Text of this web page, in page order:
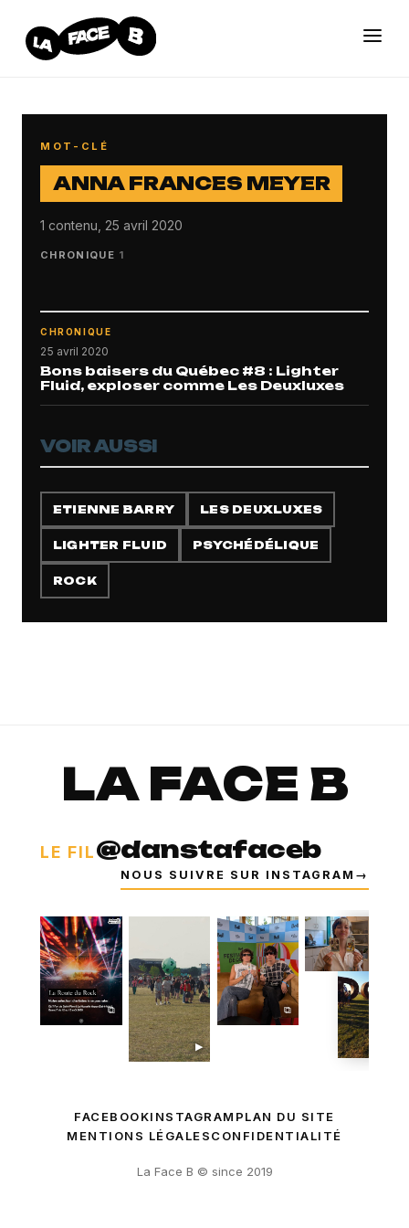
MOT-CLÉ
ANNA FRANCES MEYER
1 contenu, 25 avril 2020
CHRONIQUE 1
25 avril 2020
CHRONIQUE
Bons baisers du Québec #8 : Lighter
Fluid, exploser comme Les Deuxluxes
VOIR AUSSI
ETIENNE BARRY LES DEUXLUXES
LIGHTER FLUID PSYCHÉDÉLIQUE
ROCK
LA FACE B
LE FIL@danstafaceb
NOUS SUIVRE SUR INSTAGRAM →
⧉
▶
⧉
FACEBOOKINSTAGRAM PLAN DU SITE
MENTIONS LÉGALESCONFIDENTIALITÉ
La Face B © since 2019